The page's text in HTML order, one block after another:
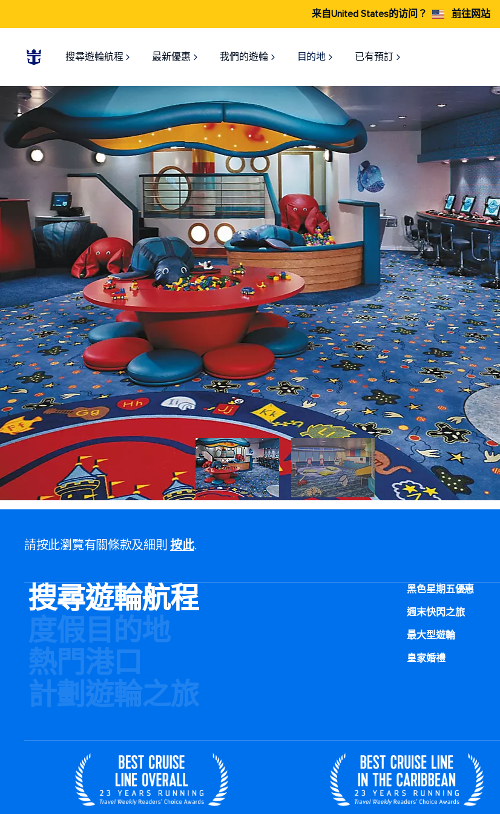
来自United States的访问？ 前往网站
搜尋遊輪航程 最新優惠 我們的遊輪 目的地 已有預訂
請按此瀏覽有關條款及細則按此.
搜尋遊輪航程
度假目的地
熱門港口
計劃遊輪之旅
黑色星期五優惠
週末快閃之旅
最大型遊輪
皇家婚禮